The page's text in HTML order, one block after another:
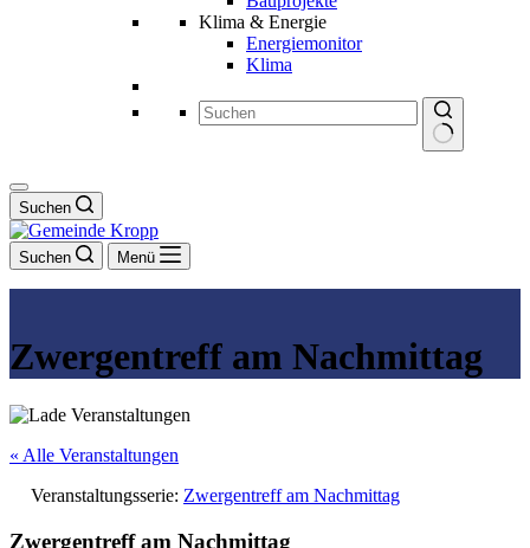
Klima & Energie
Energiemonitor
Klima
Suchen
Suchen Menü
Zwergentreff am Nachmittag
« Alle Veranstaltungen
Veranstaltungsserie: Zwergentreff am Nachmittag
Zwergentreff am Nachmittag